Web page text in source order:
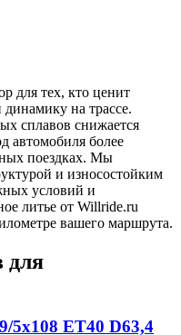
для тех, кто ценит
на трассе.
сплавов снижается
автомобиля более
поездках. Мы
и износостойким
условий и
литье от Willride.ru
вашего маршрута.
для
5x108 ET40 D63,4